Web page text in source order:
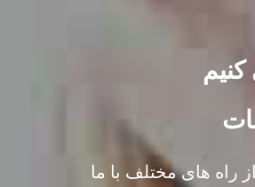
کنیم
راه های مختلف با ما